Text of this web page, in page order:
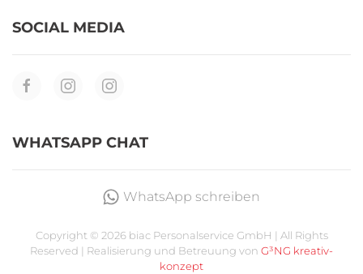
SOCIAL MEDIA
WHATSAPP CHAT
WhatsApp schreiben
Copyright © 2026 biac Personalservice GmbH | All Rights
Reserved | Realisierung und Betreuung von G³NG kreativ-
konzept